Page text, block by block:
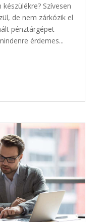
Szívesen
de nem zárkózik el
pénztárgépet
érdemes...